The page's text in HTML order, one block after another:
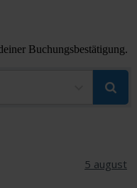
Buchungsbestätigung.